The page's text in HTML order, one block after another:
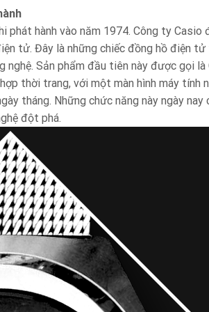
phát hành vào năm 1974. Công ty
tử. Đây là những chiếc đồng hồ điện
Sản phẩm đầu tiên này được gọi
thời trang, với một màn hình máy tính
tháng. Những chức năng này ngày
đột phá.